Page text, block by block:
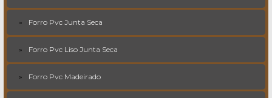
Forro Pvc Junta Seca
Forro Pvc Liso Junta Seca
Forro Pvc Madeirado